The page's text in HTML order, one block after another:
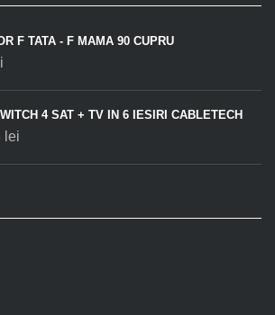
F TATA - F MAMA 90 CUPRU
4 SAT + TV IN 6 IESIRI CABLETECH
lei